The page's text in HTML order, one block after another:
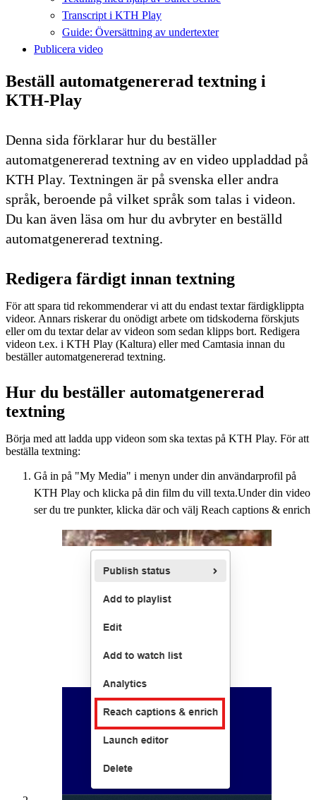
Transcript i KTH Play
Guide: Översättning av undertexter
Publicera video
Beställ automatgenererad textning i
KTH-Play
Denna sida förklarar hur du beställer
automatgenererad textning av en video uppladdad på
KTH Play. Textningen är på svenska eller andra
språk, beroende på vilket språk som talas i videon.
Du kan även läsa om hur du avbryter en beställd
automatgenererad textning.
Redigera färdigt innan textning
För att spara tid rekommenderar vi att du endast textar färdigklippta
videor. Annars riskerar du onödigt arbete om tidskoderna förskjuts
eller om du textar delar av videon som sedan klipps bort. Redigera
videon t.ex. i KTH Play (Kaltura) eller med Camtasia innan du
beställer automatgenererad textning.
Hur du beställer automatgenererad
textning
Börja med att ladda upp videon som ska textas på KTH Play. För att
beställa textning:
Gå in på "My Media" i menyn under din användarprofil på
KTH Play och klicka på din film du vill texta.Under din video
ser du tre punkter, klicka där och välj Reach captions & enrich